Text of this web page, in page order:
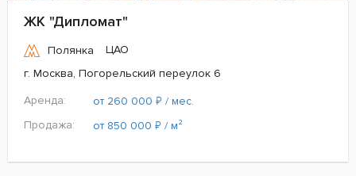
ЖК "Дипломат"
Полянка
ЦАО
г. Москва, Погорельский переулок 6
Аренда:
от 260 000 ₽ / мес.
Продажа:
от 850 000 ₽ / м²